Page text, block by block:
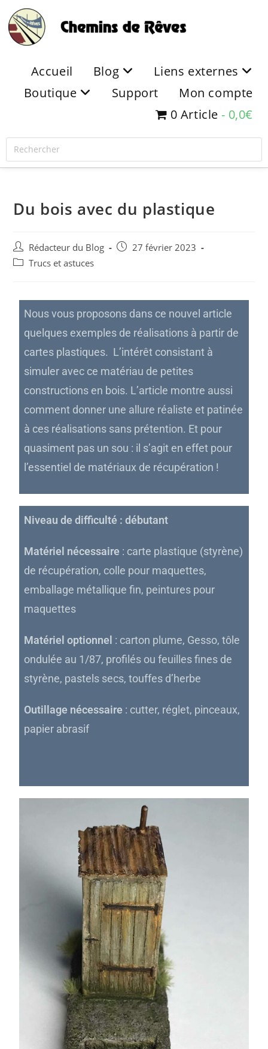
Accueil Blog
Liens externes
Boutique
Support
Mon compte
0 Article
0,0€
Du bois avec du plastique
Rédacteur du Blog
27 février 2023
Trucs et astuces
Nous vous proposons dans ce nouvel article
quelques exemples de réalisations à partir de
cartes plastiques. L’intérêt consistant à
simuler avec ce matériau de petites
constructions en bois. L’article montre aussi
comment donner une allure réaliste et patinée
à ces réalisations sans prétention. Et pour
quasiment pas un sou : il s’agit en effet pour
l’essentiel de matériaux de récupération !
Niveau de difficulté : débutant
Matériel nécessaire : carte plastique (styrène)
de récupération, colle pour maquettes,
emballage métallique fin, peintures pour
maquettes
Matériel optionnel : carton plume, Gesso, tôle
ondulée au 1/87, profilés ou feuilles fines de
styrène, pastels secs, touffes d’herbe
Outillage nécessaire : cutter, réglet, pinceaux,
papier abrasif